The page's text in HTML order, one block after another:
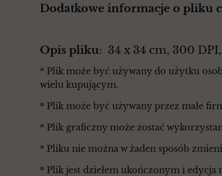
Dodatkowe informacje o pliku
Opis pliku: 34 x 34 cm, 300
* Plik może być używany do użytku
wielu kupującym.
* Plik może być używany przez małe
* Plik graficzny może zostać
* Pliku nie można w żaden sposób
* Plik jest dziełem ukończonym i